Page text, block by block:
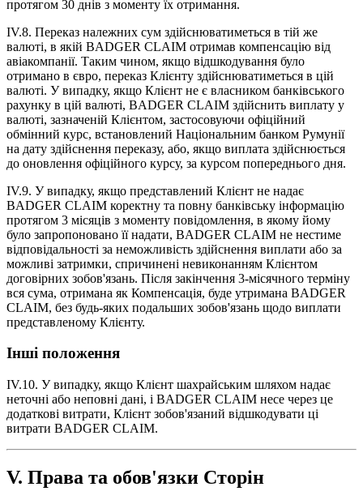
протягом 30 днів з моменту їх отримання.
IV.8. Переказ належних сум здійснюватиметься в тій же
валюті, в якій BADGER CLAIM отримав компенсацію від
авіакомпанії. Таким чином, якщо відшкодування було
отримано в євро, переказ Клієнту здійснюватиметься в цій
валюті. У випадку, якщо Клієнт не є власником банківського
рахунку в цій валюті, BADGER CLAIM здійснить виплату у
валюті, зазначеній Клієнтом, застосовуючи офіційний
обмінний курс, встановлений Національним банком Румунії
на дату здійснення переказу, або, якщо виплата здійснюється
до оновлення офіційного курсу, за курсом попереднього дня.
IV.9. У випадку, якщо представлений Клієнт не надає
BADGER CLAIM коректну та повну банківську інформацію
протягом 3 місяців з моменту повідомлення, в якому йому
було запропоновано її надати, BADGER CLAIM не нестиме
відповідальності за неможливість здійснення виплати або за
можливі затримки, спричинені невиконанням Клієнтом
договірних зобов'язань. Після закінчення 3-місячного терміну
вся сума, отримана як Компенсація, буде утримана BADGER
CLAIM, без будь-яких подальших зобов'язань щодо виплати
представленому Клієнту.
Інші положення
IV.10. У випадку, якщо Клієнт шахрайським шляхом надає
неточні або неповні дані, і BADGER CLAIM несе через це
додаткові витрати, Клієнт зобов'язаний відшкодувати ці
витрати BADGER CLAIM.
V. Права та обов'язки Сторін